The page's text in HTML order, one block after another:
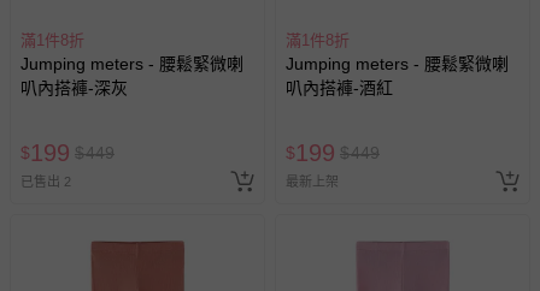
滿1件8折
Jumping meters - 腰鬆緊微喇
叭內搭褲-深灰
$199 $449
已售出 2
滿1件8折
Jumping meters - 腰鬆緊微喇
叭內搭褲-酒紅
$199 $449
最新上架